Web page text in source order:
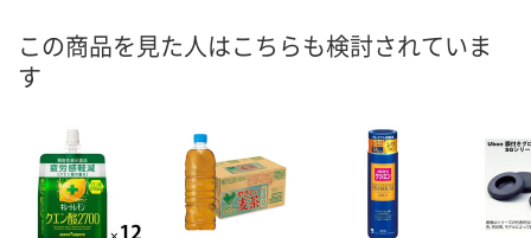
在庫 3点 3点 4点
お届け日
カゴへ カゴへ カ
この商品を見た人はこちらも検討されていま
す